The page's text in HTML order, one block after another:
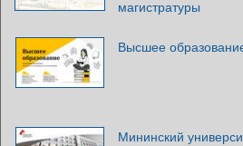
магистратуры
Высшее
Мининский